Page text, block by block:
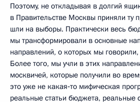
Поэтому, не откладывая в долгий
в Правительстве Москвы приняли ту
шли на выборы. Практически весь
мы трансформировали в основные
направлений, о которых мы
Более того, мы учли в этих
москвичей, которые получили во
это уже не какая‑то мифическая
реальные статьи бюджета, реальные